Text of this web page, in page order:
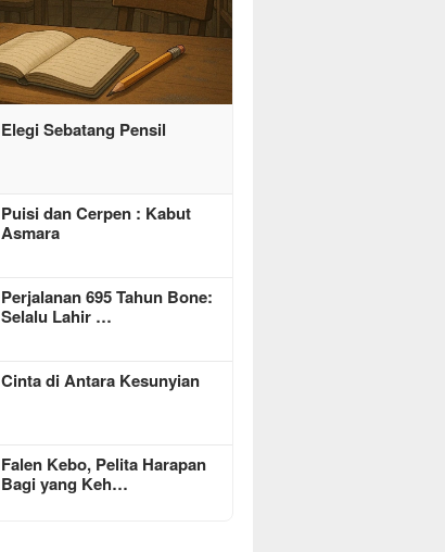
Elegi Sebatang Pensil
Puisi dan Cerpen : Kabut
Asmara
Perjalanan 695 Tahun Bone:
Selalu Lahir …
Cinta di Antara Kesunyian
Falen Kebo, Pelita Harapan
Bagi yang Keh…